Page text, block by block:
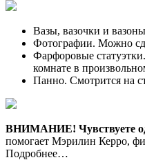
Вазы, вазочки и
Фотографии. Можно
Фарфоровые
комнате в
Панно. Смотрится на
ВНИМАНИЕ! Чувствуете
помогает Мэрилин Керро,
Подробнее…